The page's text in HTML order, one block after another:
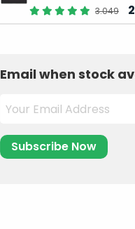
3.049
Email when stock